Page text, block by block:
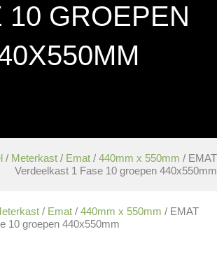
10 GROEPEN
/ Meterkast / Emat / 440mm x 550mm / EMAT
Verdeelkast 1 Fase 10 groepen 440x550mm
/ Emat / 440mm x 550mm / EMAT
10 groepen 440x550mm